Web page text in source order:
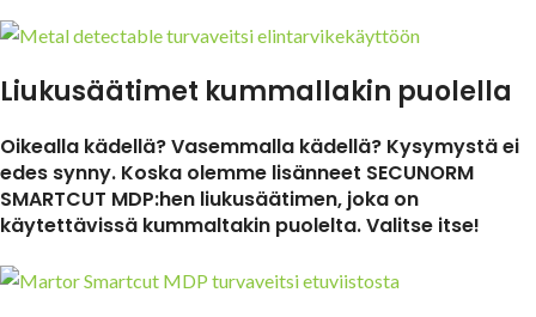
Liukusäätimet kummallakin puolella
Oikealla kädellä? Vasemmalla kädellä? Kysymystä ei
edes synny. Koska olemme lisänneet SECUNORM
SMARTCUT MDP:hen liukusäätimen, joka on
käytettävissä kummaltakin puolelta. Valitse itse!